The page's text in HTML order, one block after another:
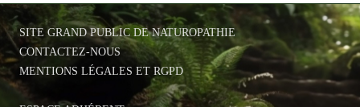
SITE GRAND PUBLIC DE NATUROPATHIE
CONTACTEZ-NOUS
MENTIONS LÉGALES ET RGPD